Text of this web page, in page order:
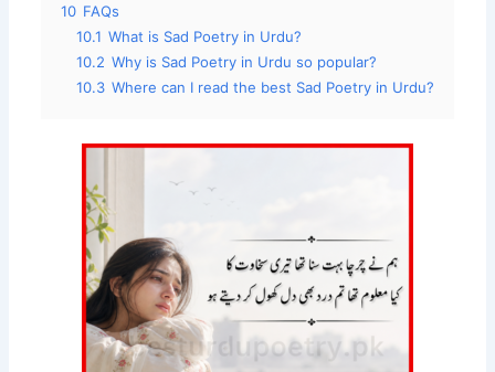
10 FAQs
10.1 What is Sad Poetry in Urdu?
10.2 Why is Sad Poetry in Urdu so popular?
10.3 Where can I read the best Sad Poetry in Urdu?